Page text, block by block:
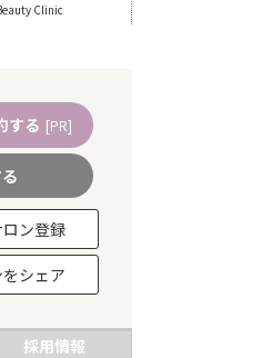
Clinic
する [PR]
ン登録
シェア
採用情報